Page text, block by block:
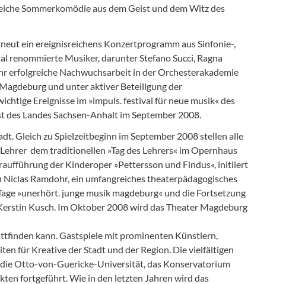
Sommerkomödie aus dem Geist und dem Witz des
ein ereignisreichens Konzertprogramm aus Sinfonie-,
renommierte Musiker, darunter Stefano Succi, Ragna
erfolgreiche Nachwuchsarbeit in der Orchesterakademie
und unter aktiver Beteiligung der
Ereignisse im »impuls. festival für neue musik« des
Landes Sachsen-Anhalt im September 2008.
Gleich zu Spielzeitbeginn im September 2008 stellen alle
 dem traditionellen »Tag des Lehrers« im Opernhaus 
der Kinderoper »Pettersson und Findus«, initiiert
Ramdohr, ein umfangreiches theaterpädagogisches
»unerhört. junge musik magdeburg« und die Fortsetzung
Kusch. Im Oktober 2008 wird das Theater Magdeburg
kann. Gastspiele mit prominenten Künstlern,
für Kreative der Stadt und der Region. Die vielfältigen
die Otto-von-Guericke-Universität, das Konservatorium
fortgeführt. Wie in den letzten Jahren wird das